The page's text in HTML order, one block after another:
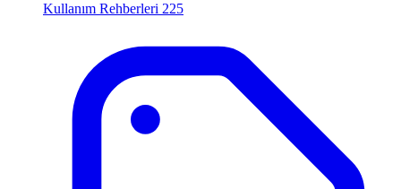
Kullanım Rehberleri 225